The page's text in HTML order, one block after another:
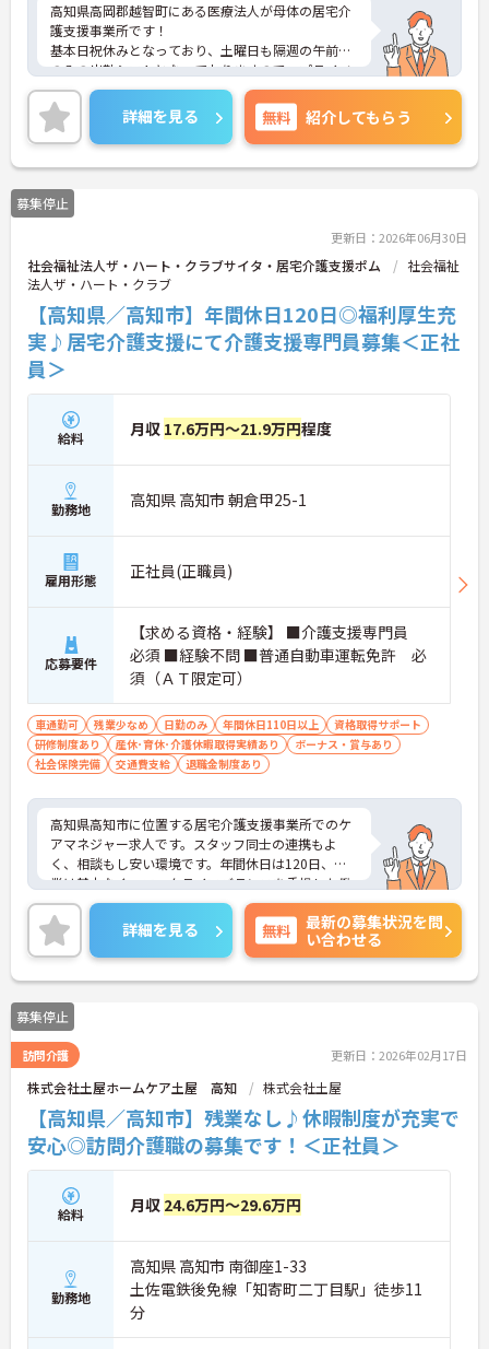
高知県高岡郡越智町にある医療法人が母体の居宅介
護支援事業所です！
基本日祝休みとなっており、土曜日も隔週の午前中
のみの出勤シフトとなっておりますので、プライベ
ートとの両立も可能です。
託児所や職員寮が完備されているなど、働きやすい
環境が整っております。
求人詳細についてご相談がございましたら、アドバ
イザーまでお気軽にお問い合わせください。
詳細を見る 無料 紹介してもらう
募集停止
更新日：2026年06月30日
社会福祉法人ザ・ハート・クラブサイタ・居宅介護支援ポム
社会福祉
法人ザ・ハート・クラブ
【高知県／高知市】年間休日120日◎福利厚生充
実♪居宅介護支援にて介護支援専門員募集＜正社
員＞
給料 月収 17.6万円～21.9万円程度
勤務地 高知県 高知市 朝倉甲25-1
雇用形態 正社員(正職員)
応募要件
【求める資格・経験】 ■介護支援専門員
必須 ■経験不問 ■普通自動車運転免許 必
須（ＡＴ限定可）
車通勤可 残業少なめ 日勤のみ 年間休日110日以上
資格取得サポート
研修制度あり
産休･育休･介護休暇取得実績あり
ボーナス・賞与あり
社会保険完備
交通費支給 退職金制度あり
高知県高知市に位置する居宅介護支援事業所でのケ
アマネジャー求人です。スタッフ同士の連携もよ
く、相談もし安い環境です。年間休日は120日、残
業は基本なく、ワークライフバランスを重視した働
き方も叶います。福利厚生も整っており安心して長
くご就業いただけます。ご興味のある方には、面接
対策ポイントなど、さらに詳細をお話しいたします
のでお気軽にご相談ください！
詳細を見る 無料
最新の募集状況を問
い合わせる
募集停止
訪問介護 更新日：2026年02月17日
株式会社土屋ホームケア土屋 高知 株式会社土屋
【高知県／高知市】残業なし♪休暇制度が充実で
安心◎訪問介護職の募集です！＜正社員＞
給料 月収 24.6万円～29.6万円
勤務地
高知県 高知市 南御座1-33
土佐電鉄後免線「知寄町二丁目駅」徒歩11
分